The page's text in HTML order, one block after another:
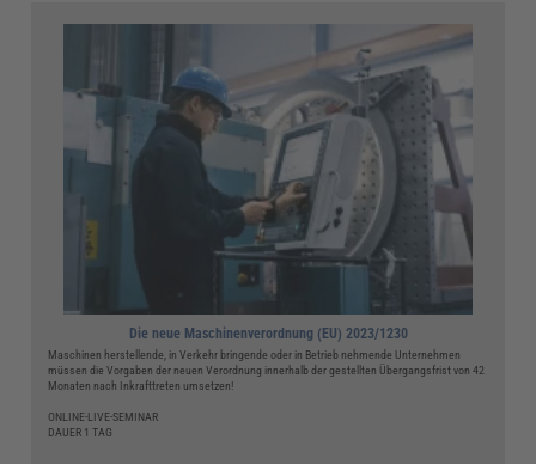
Die neue Maschinenverordnung (EU) 2023/1230
Maschinen herstellende, in Verkehr bringende oder in Betrieb nehmende Unternehmen
müssen die Vorgaben der neuen Verordnung innerhalb der gestellten Übergangsfrist von 42
Monaten nach Inkrafttreten umsetzen!
ONLINE-LIVE-SEMINAR
DAUER 1 TAG